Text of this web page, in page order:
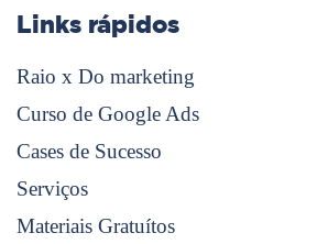
Links rápidos
Raio x Do marketing
Curso de Google Ads
Cases de Sucesso
Serviços
Materiais Gratuítos